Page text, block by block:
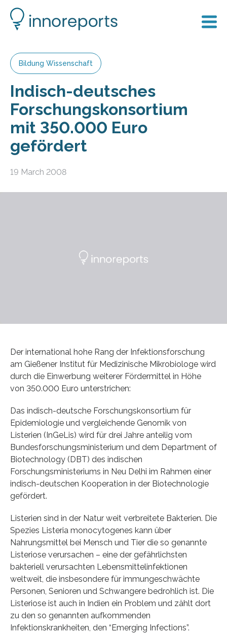
Bildung Wissenschaft
Indisch-deutsches
Forschungskonsortium
mit 350.000 Euro
gefördert
19 March 2008
Der international hohe Rang der Infektionsforschung
am Gießener Institut für Medizinische Mikrobiologe wird
durch die Einwerbung weiterer Fördermittel in Höhe
von 350.000 Euro unterstrichen:
Das indisch-deutsche Forschungskonsortium für
Epidemiologie und vergleichende Genomik von
Listerien (InGeLis) wird für drei Jahre anteilig vom
Bundesforschungsministerium und dem Department of
Biotechnology (DBT) des indischen
Forschungsministeriums in Neu Delhi im Rahmen einer
indisch-deutschen Kooperation in der Biotechnologie
gefördert.
Listerien sind in der Natur weit verbreitete Bakterien. Die
Spezies Listeria monocytogenes kann über
Nahrungsmittel bei Mensch und Tier die so genannte
Listeriose verursachen – eine der gefährlichsten
bakteriell verursachten Lebensmittelinfektionen
weltweit, die insbesondere für immungeschwächte
Personen, Senioren und Schwangere bedrohlich ist. Die
Listeriose ist auch in Indien ein Problem und zählt dort
zu den so genannten aufkommenden
Infektionskrankheiten, den “Emerging Infections”.